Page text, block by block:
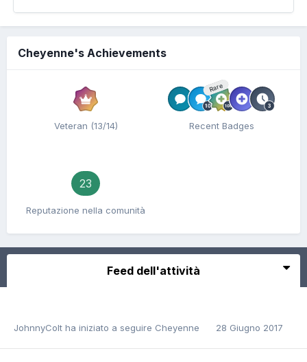
Cheyenne's Achievements
Veteran (13/14)
Rare
Recent Badges
23
Reputazione nella comunità
Feed dell'attività
JohnnyColt ha iniziato a seguire Cheyenne 28 Giugno 2017